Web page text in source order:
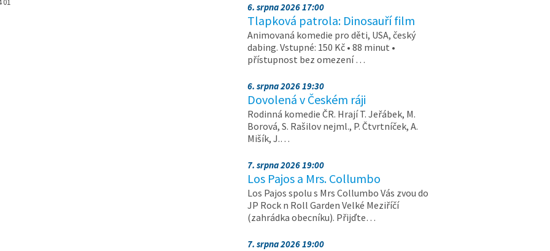
01 6. srpna 2026 17:00
Tlapková patrola: Dinosauří film
Animovaná komedie pro děti, USA, český
dabing. Vstupné: 150 Kč • 88 minut •
přístupnost bez omezení …
6. srpna 2026 19:30
Dovolená v Českém ráji
Rodinná komedie ČR. Hrají T. Jeřábek, M.
Borová, S. Rašilov nejml., P. Čtvrtníček, A.
Mišík, J.…
7. srpna 2026 19:00
Los Pajos a Mrs. Collumbo
Los Pajos spolu s Mrs Collumbo Vás zvou do
JP Rock n Roll Garden Velké Meziříčí
(zahrádka obecníku). Přijďte…
7. srpna 2026 19:00